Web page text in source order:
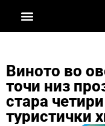
Виното во
точи низ
стара
туристички